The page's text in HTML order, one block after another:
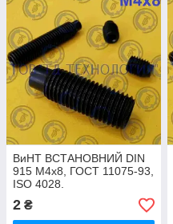
ВиНТ ВСТАНОВНИЙ DIN
915 М4х8, ГОСТ 11075-93,
ISO 4028.
2 ₴